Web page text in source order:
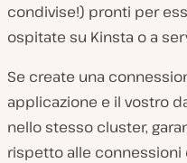
condivise!) pronti per
ospitate su Kinsta o a
Se create una
applicazione e il vostro
nello stesso cluster,
rispetto alle connessioni